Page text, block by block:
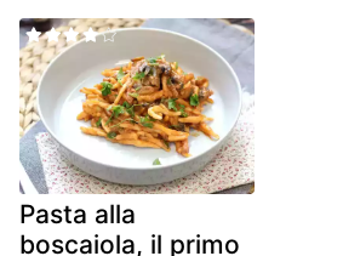
Pasta alla
boscaiola, il primo